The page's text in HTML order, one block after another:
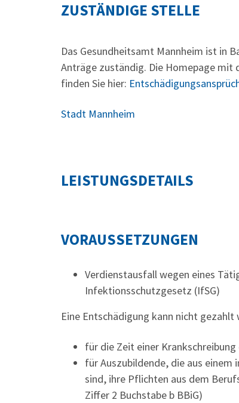
ZUSTÄNDIGE STELLE
Das Gesundheitsamt Mannheim ist in
Anträge zuständig. Die Homepage
finden Sie hier:
Stadt Mannheim
LEISTUNGSDETAILS
VORAUSSETZUNGEN
Verdienstausfall wegen eines
Infektionsschutzgesetz (IfSG)
Eine Entschädigung kann nicht gezahlt
für die Zeit einer
für Auszubildende, die aus einem
sind, ihre Pflichten aus dem
Ziffer 2 Buchstabe b BBiG)